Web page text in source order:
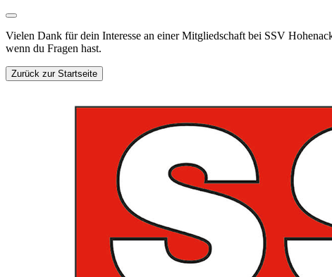
Vielen Dank für dein Interesse an einer Mitgliedschaft bei SSV
wenn du Fragen hast.
Zurück zur Startseite